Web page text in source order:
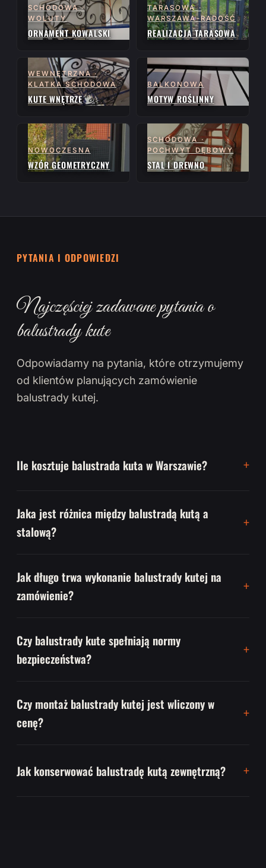
SCHODOWA ·
WOLUTY
ORNAMENT KOWALSKI
TARASOWA ·
WARSZAWA-RADOŚĆ
REALIZACJA TARASOWA
WEWNĘTRZNA ·
KLATKA SCHODOWA
KUTE WNĘTRZE
BALKONOWA
MOTYW ROŚLINNY
NOWOCZESNA
WZÓR GEOMETRYCZNY
SCHODOWA ·
POCHWYT DĘBOWY
STAL I DREWNO
PYTANIA I ODPOWIEDZI
Najczęściej zadawane pytania o
balustrady kute
Odpowiadamy na pytania, które otrzymujemy
od klientów planujących zamówienie
balustrady kutej.
Ile kosztuje balustrada kuta w Warszawie?
Jaka jest różnica między balustradą kutą a
stalową?
Jak długo trwa wykonanie balustrady kutej na
zamówienie?
Czy balustrady kute spełniają normy
bezpieczeństwa?
Czy montaż balustrady kutej jest wliczony w
cenę?
Jak konserwować balustradę kutą zewnętrzną?